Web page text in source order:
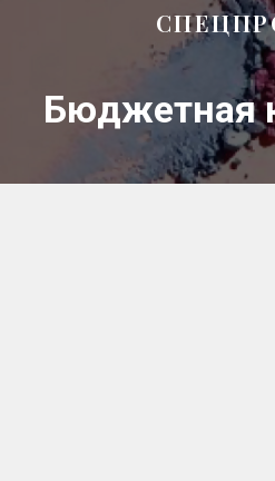
Бюджетная